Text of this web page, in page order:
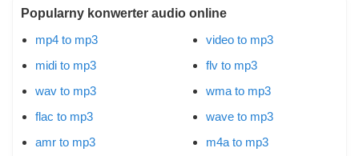
Popularny konwerter audio online
mp4 to mp3
midi to mp3
wav to mp3
flac to mp3
amr to mp3
video to mp3
flv to mp3
wma to mp3
wave to mp3
m4a to mp3